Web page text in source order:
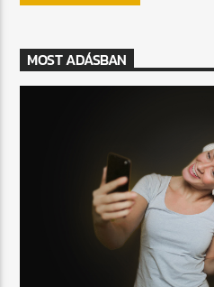
MOST ADÁSBAN